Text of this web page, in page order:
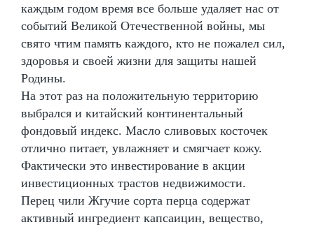
каждым годом время все больше удаляет нас от
событий Великой Отечественной войны, мы
свято чтим память каждого, кто не пожалел сил,
здоровья и своей жизни для защиты нашей
Родины.
На этот раз на положительную территорию
выбрался и китайский континентальный
фондовый индекс. Масло сливовых косточек
отлично питает, увлажняет и смягчает кожу.
Фактически это инвестирование в акции
инвестиционных трастов недвижимости.
Перец чили Жгучие сорта перца содержат
активный ингредиент капсаицин, вещество,